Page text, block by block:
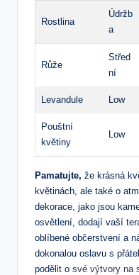
Rostlina
Údržb
a
Růže
Střed
ní
Levandule Low
Pouštní
květiny
Low
Pamatujte, že krásná
květinách, ale také o
dekorace, jako jsou
osvětlení, dodají vaší
oblíbené občerstvení a
dokonalou oslavu s
podělit o své výtvory na